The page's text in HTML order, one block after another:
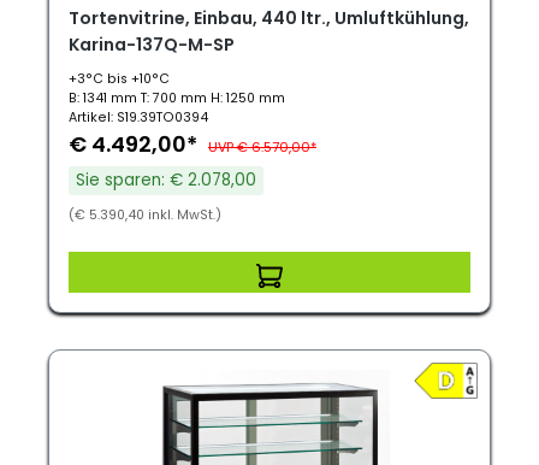
Tortenvitrine, Einbau, 440 ltr., Umluftkühlung,
Karina-137Q-M-SP
+3°C bis +10°C
B: 1341 mm T: 700 mm H: 1250 mm
Artikel: S19.39TO0394
€ 4.492,00* UVP € 6.570,00*
Sie sparen: € 2.078,00
(€ 5.390,40 inkl. MwSt.)